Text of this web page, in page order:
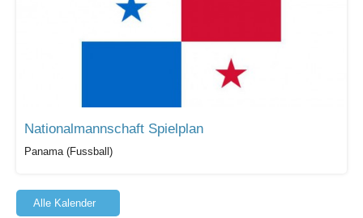
Nationalmannschaft Spielplan
Panama (Fussball)
Alle Kalender